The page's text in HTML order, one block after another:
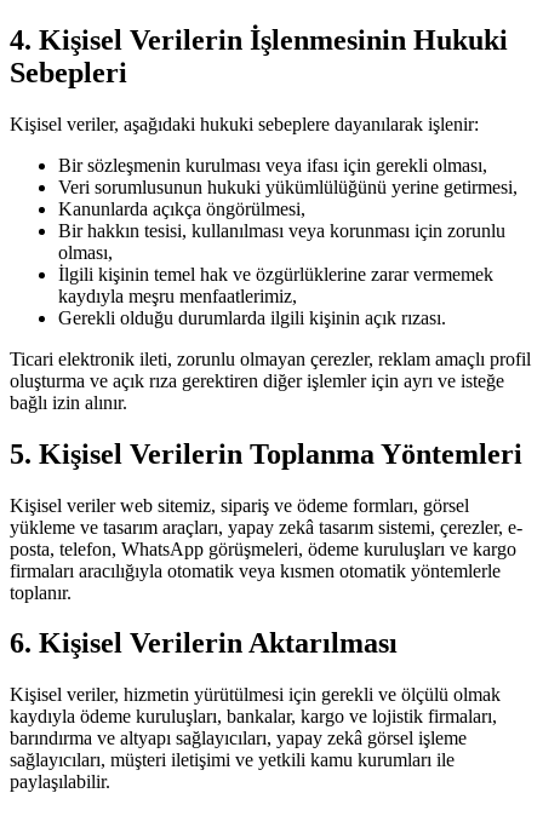
4. Kişisel Verilerin İşlenmesinin Hukuki
Sebepleri
Kişisel veriler, aşağıdaki hukuki sebeplere dayanılarak işlenir:
Bir sözleşmenin kurulması veya ifası için gerekli olması,
Veri sorumlusunun hukuki yükümlülüğünü yerine getirmesi,
Kanunlarda açıkça öngörülmesi,
Bir hakkın tesisi, kullanılması veya korunması için zorunlu
olması,
İlgili kişinin temel hak ve özgürlüklerine zarar vermemek
kaydıyla meşru menfaatlerimiz,
Gerekli olduğu durumlarda ilgili kişinin açık rızası.
Ticari elektronik ileti, zorunlu olmayan çerezler, reklam amaçlı profil
oluşturma ve açık rıza gerektiren diğer işlemler için ayrı ve isteğe
bağlı izin alınır.
5. Kişisel Verilerin Toplanma Yöntemleri
Kişisel veriler web sitemiz, sipariş ve ödeme formları, görsel
yükleme ve tasarım araçları, yapay zekâ tasarım sistemi, çerezler, e-
posta, telefon, WhatsApp görüşmeleri, ödeme kuruluşları ve kargo
firmaları aracılığıyla otomatik veya kısmen otomatik yöntemlerle
toplanır.
6. Kişisel Verilerin Aktarılması
Kişisel veriler, hizmetin yürütülmesi için gerekli ve ölçülü olmak
kaydıyla ödeme kuruluşları, bankalar, kargo ve lojistik firmaları,
barındırma ve altyapı sağlayıcıları, yapay zekâ görsel işleme
sağlayıcıları, müşteri iletişimi ve yetkili kamu kurumları ile
paylaşılabilir.